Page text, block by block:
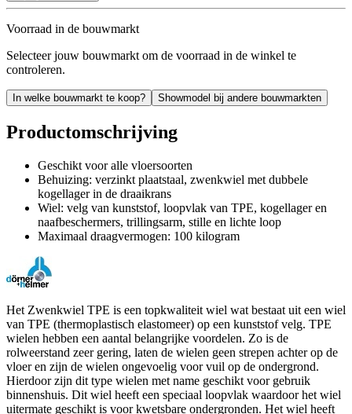
Voorraad in de bouwmarkt
Selecteer jouw bouwmarkt om de voorraad in de winkel te
controleren.
In welke bouwmarkt te koop? Showmodel bij andere bouwmarkten
Productomschrijving
Geschikt voor alle vloersoorten
Behuizing: verzinkt plaatstaal, zwenkwiel met dubbele
kogellager in de draaikrans
Wiel: velg van kunststof, loopvlak van TPE, kogellager en
naafbeschermers, trillingsarm, stille en lichte loop
Maximaal draagvermogen: 100 kilogram
Het Zwenkwiel TPE is een topkwaliteit wiel wat bestaat uit een wiel
van TPE (thermoplastisch elastomeer) op een kunststof velg. TPE
wielen hebben een aantal belangrijke voordelen. Zo is de
rolweerstand zeer gering, laten de wielen geen strepen achter op de
vloer en zijn de wielen ongevoelig voor vuil op de ondergrond.
Hierdoor zijn dit type wielen met name geschikt voor gebruik
binnenshuis. Dit wiel heeft een speciaal loopvlak waardoor het wiel
uitermate geschikt is voor kwetsbare ondergronden. Het wiel heeft